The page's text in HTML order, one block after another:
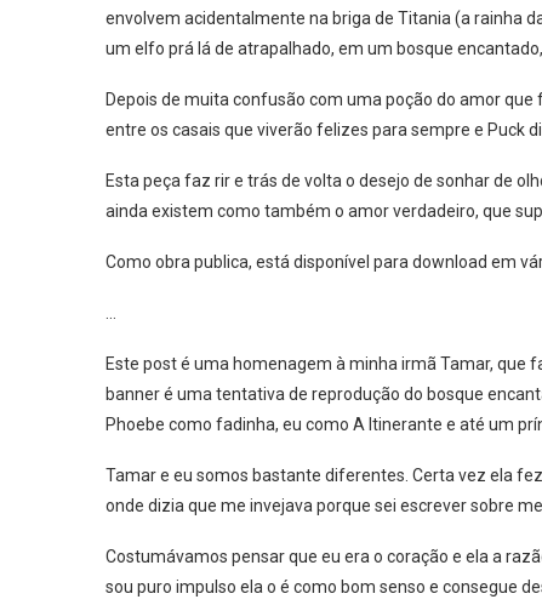
envolvem acidentalmente na briga de Titania (a rainha
um elfo prá lá de atrapalhado, em um bosque
Depois de muita confusão com uma poção do amor
entre os casais que viverão felizes para sempre e Puck
Esta peça faz rir e trás de volta o desejo de sonhar de
ainda existem como também o amor verdadeiro, que
Como obra publica, está disponível para download em
Este post é uma homenagem à minha irmã Tamar, que
banner é uma tentativa de reprodução do bosque
Phoebe como fadinha, eu como A Itinerante e até um
Tamar e eu somos bastante diferentes. Certa vez ela
onde dizia que me invejava porque sei escrever sobre
Costumávamos pensar que eu era o coração e ela a
sou puro impulso ela o é como bom senso e consegue